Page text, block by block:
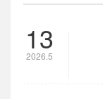
13
2026.5